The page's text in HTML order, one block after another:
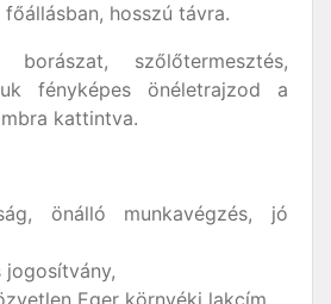
hosszú távra.
szőlőtermesztés,
fényképes önéletrajzod a
kattintva.
önálló munkavégzés, jó
jogosítvány,
Eger környéki lakcím